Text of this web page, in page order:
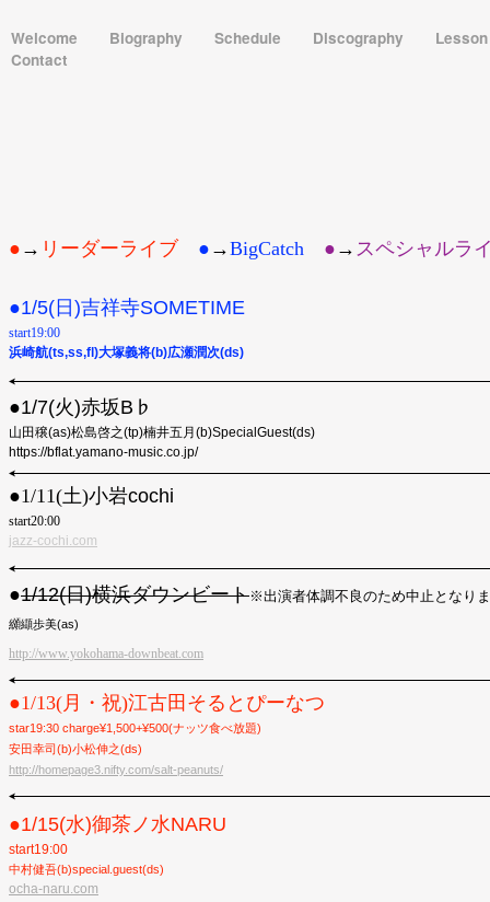
Welcome Biography Schedule Discography
Contact
● → リーダーライブ ● →BigCatch ●︎ → スペシャルラ
●1/5(日)吉祥寺SOMETIME
start19:00
浜崎航(ts,ss,fl)大塚義将(b)広瀬潤次(ds)
●1/7(火)赤坂B♭
山田穣(as)松島啓之(tp)楠井五月(b)SpecialGuest(ds)
https://bflat.yamano-music.co.jp/
●︎1/11(土)小岩cochi
start20:00
jazz-cochi.com
●1/12(日)横浜ダウンビート※出演者体調不良のため中止となり
纐纈歩美(as)
http://www.yokohama-downbeat.com
●︎1/13(月・祝)江古田そるとぴーなつ
star19:30 charge¥1,500+¥500(ナッツ食べ放題)
安田幸司(b)小松伸之(ds)
http://homepage3.nifty.com/salt-peanuts/
●︎1/15(水)御茶ノ水NARU
start19:00
中村健吾(b)special.guest(ds)
ocha-naru.com